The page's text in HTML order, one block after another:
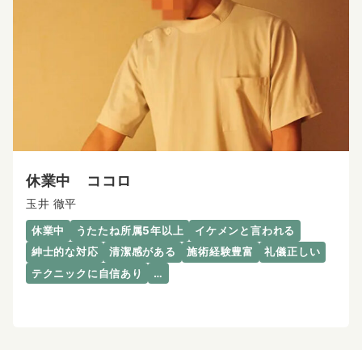
休業中 ココロ
玉井 徹平
休業中 うたたね所属5年以上
イケメンと言われる
紳士的な対応
清潔感がある 施術経験豊富
礼儀正しい
テクニックに自信あり
…